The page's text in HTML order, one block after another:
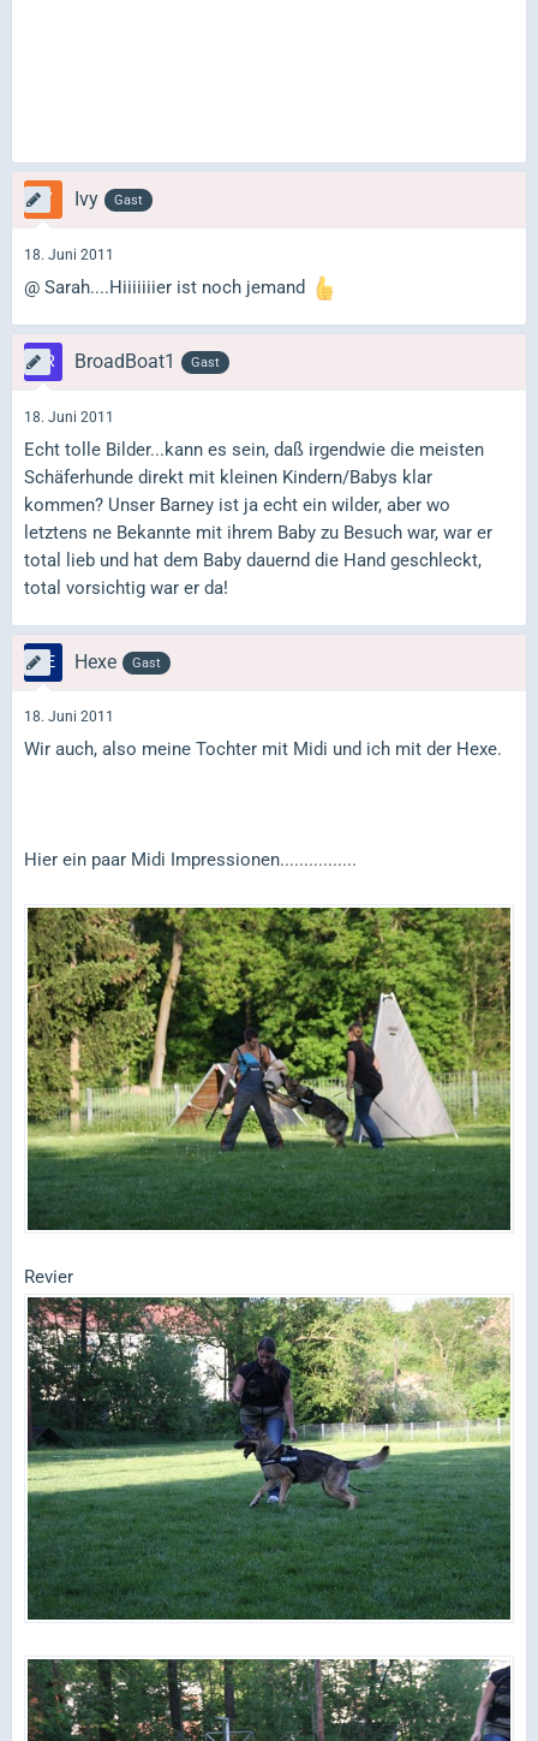
Ivy Gast
18. Juni 2011
@ Sarah....Hiiiiiiier ist noch jemand
BroadBoat1 Gast
18. Juni 2011
Echt tolle Bilder...kann es sein, daß irgendwie die meisten
Schäferhunde direkt mit kleinen Kindern/Babys klar
kommen? Unser Barney ist ja echt ein wilder, aber wo
letztens ne Bekannte mit ihrem Baby zu Besuch war, war er
total lieb und hat dem Baby dauernd die Hand geschleckt,
total vorsichtig war er da!
Hexe Gast
18. Juni 2011
Wir auch, also meine Tochter mit Midi und ich mit der Hexe.
Hier ein paar Midi Impressionen................
Revier